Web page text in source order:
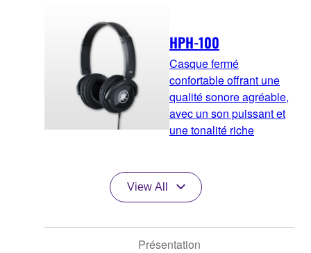
HPH-100
Casque fermé
confortable offrant une
qualité sonore agréable,
avec un son puissant et
une tonalité riche
View All
Présentation